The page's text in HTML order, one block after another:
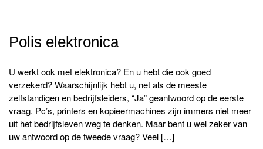
Polis elektronica
U werkt ook met elektronica? En u hebt die ook goed
verzekerd? Waarschijnlijk hebt u, net als de meeste
zelfstandigen en bedrijfsleiders, “Ja” geantwoord op de eerste
vraag. Pc’s, printers en kopieermachines zijn immers niet meer
uit het bedrijfsleven weg te denken. Maar bent u wel zeker van
uw antwoord op de tweede vraag? Veel […]